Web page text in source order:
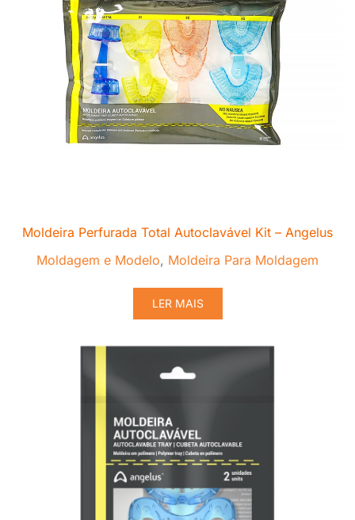
Moldeira Perfurada Total Autoclavável Kit – Angelus
Moldagem e Modelo, Moldeira Para Moldagem
LER MAIS